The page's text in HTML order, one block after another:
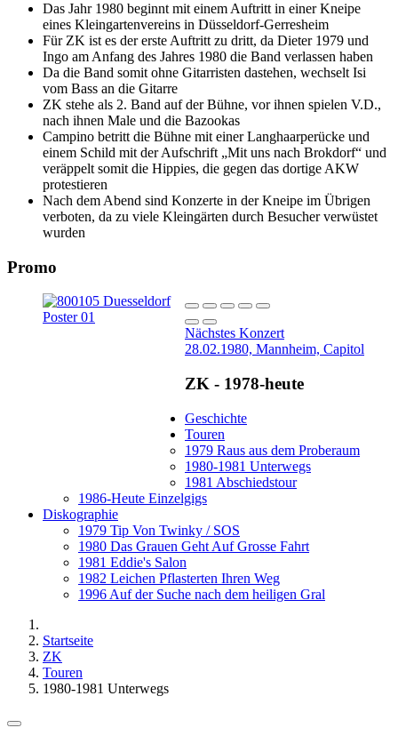
Das Jahr 1980 beginnt mit einem Auftritt in einer Kneipe
eines Kleingartenvereins in Düsseldorf-Gerresheim
Für ZK ist es der erste Auftritt zu dritt, da Dieter 1979 und
Ingo am Anfang des Jahres 1980 die Band verlassen haben
Da die Band somit ohne Gitarristen dastehen, wechselt Isi
vom Bass an die Gitarre
ZK stehe als 2. Band auf der Bühne, vor ihnen spielen V.D.,
nach ihnen Male und die Bazookas
Campino betritt die Bühne mit einer Langhaarperücke und
einem Schild mit der Aufschrift „Mit uns nach Brokdorf“ und
veräppelt somit die Hippies, die gegen das dortige AKW
protestieren
Nach dem Abend sind Konzerte in der Kneipe im Übrigen
verboten, da zu viele Kleingärten durch Besucher verwüstet
wurden
Promo
Nächstes Konzert
28.02.1980, Mannheim, Capitol
ZK - 1978-heute
Geschichte
Touren
1979 Raus aus dem Proberaum
1980-1981 Unterwegs
1981 Abschiedstour
1986-Heute Einzelgigs
Diskographie
1979 Tip Von Twinky / SOS
1980 Das Grauen Geht Auf Grosse Fahrt
1981 Eddie's Salon
1982 Leichen Pflasterten Ihren Weg
1996 Auf der Suche nach dem heiligen Gral
Startseite
ZK
Touren
1980-1981 Unterwegs